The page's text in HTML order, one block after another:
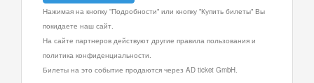
Нажимая на кнопку "Подробности" или кнопку "Купить билеты" Вы
покидаете наш сайт.
На сайте партнеров действуют другие правила пользования и
политика конфиденциальности.
Билеты на это событие продаются через AD ticket GmbH.